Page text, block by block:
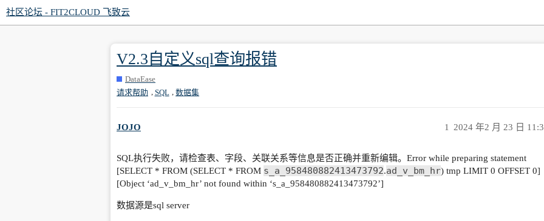
社区论坛 - FIT2CLOUD 飞致云
V2.3自定义sql查询报错
DataEase
请求帮助
SQL ,数据集
JOJO 2024 年2 月 23 日
1
SQL执行失败，请检查表、字段、关联关系等信息是否正确并重新编辑。Error while preparing statement
[SELECT * FROM (SELECT * FROM s_a_958480882413473792.ad_v_bm_hr) tmp LIMIT 0 OFFSET 0]
[Object ‘ad_v_bm_hr’ not found within ‘s_a_958480882413473792’]
数据源是sql server